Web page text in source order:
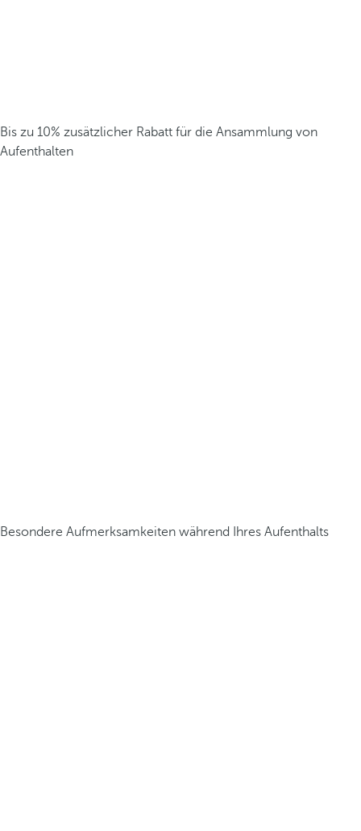
Bis zu 10% zusätzlicher Rabatt für die Ansammlung von
Aufenthalten
Besondere Aufmerksamkeiten während Ihres Aufenthalts